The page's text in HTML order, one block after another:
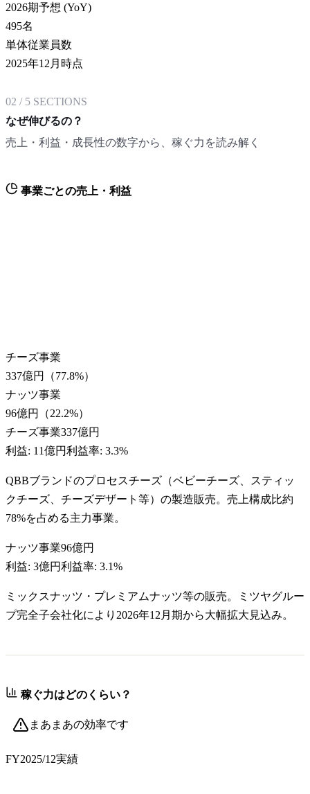
2026期予想 (YoY)
495名
単体従業員数
2025年12月時点
02 / 5 SECTIONS
なぜ伸びるの？
売上・利益・成長性の数字から、稼ぐ力を読み解く
事業ごとの売上・利益
チーズ事業
337億円
（77.8%）
ナッツ事業
96億円
（22.2%）
チーズ事業337億円
利益: 11億円利益率: 3.3%
QBBブランドのプロセスチーズ（ベビーチーズ、スティッ
クチーズ、チーズデザート等）の製造販売。売上構成比約
78%を占める主力事業。
ナッツ事業96億円
利益: 3億円利益率: 3.1%
ミックスナッツ・プレミアムナッツ等の販売。ミツヤグルー
プ完全子会社化により2026年12月期から大幅拡大見込み。
稼ぐ力はどのくらい？
まあまあの効率です
FY2025/12実績